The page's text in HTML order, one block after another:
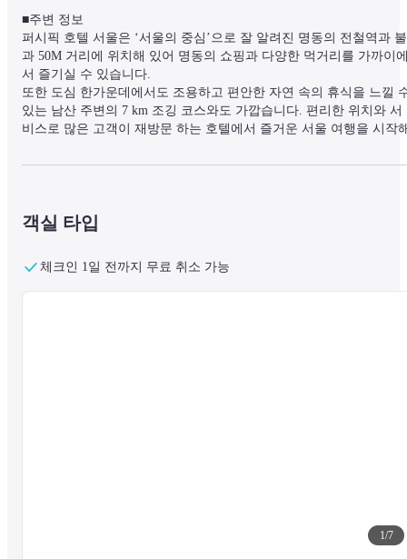
■주변 정보
퍼시픽 호텔 서울은 ‘서울의 중심’으로 잘 알려진 명동의 전철역과 불
과 50M 거리에 위치해 있어 명동의 쇼핑과 다양한 먹거리를 가까이
서 즐기실 수 있습니다.
또한 도심 한가운데에서도 조용하고 편안한 자연 속의 휴식을 느낄
있는 남산 주변의 7 km 조깅 코스와도 가깝습니다. 편리한 위치와 서
비스로 많은 고객이 재방문 하는 호텔에서 즐거운 서울 여행을 시작
24시간 운영되는 비즈니스 센터에서 컴퓨터 사용 및 팩스 송/수신등
와 피트니스 센터(회원전용 헬스장 및 고품격 운동기구 설치),기능성
※ 만 4세 미만 아동의 경우, 기존 침대 공유하여 무료 투숙 가능합니
객실 타입
체크인 1일 전까지 무료 취소 가능
1/7